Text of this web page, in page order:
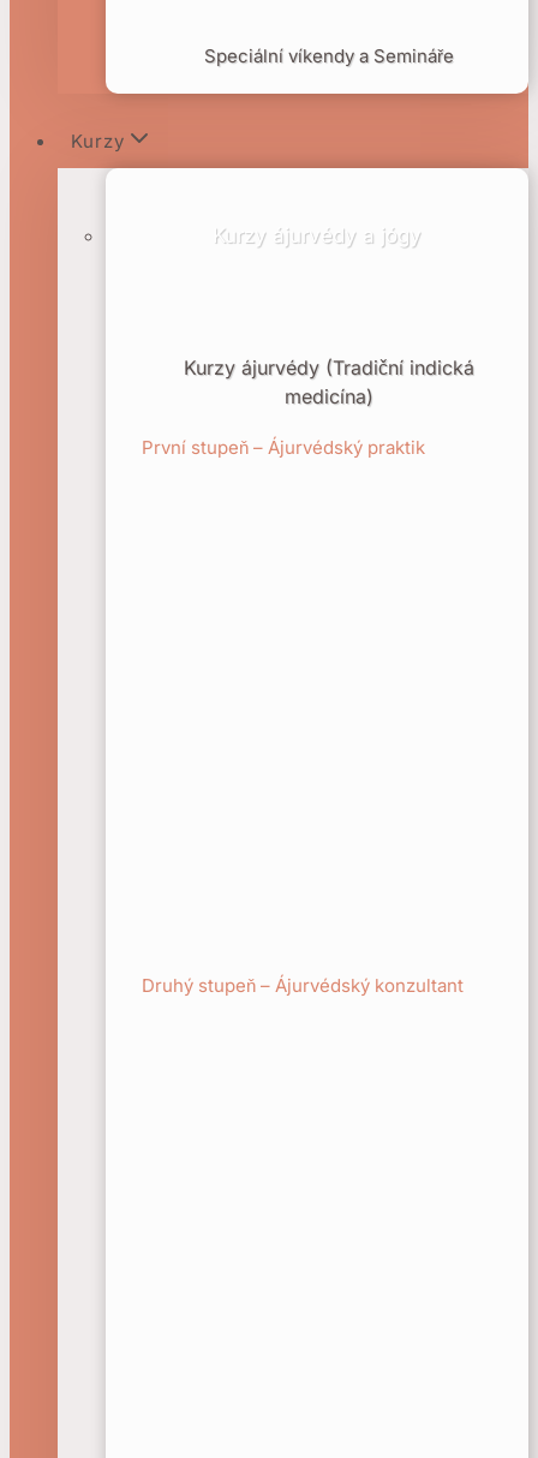
Speciální víkendy a Semináře
Kurzy
Kurzy ájurvédy a jógy
Kurzy ájurvédy (Tradiční indická
medicína)
První stupeň – Ájurvédský praktik
Druhý stupeň – Ájurvédský konzultant